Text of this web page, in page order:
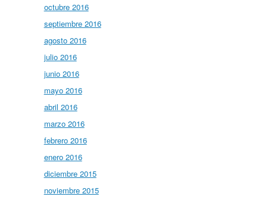
octubre 2016
septiembre 2016
agosto 2016
julio 2016
junio 2016
mayo 2016
abril 2016
marzo 2016
febrero 2016
enero 2016
diciembre 2015
noviembre 2015